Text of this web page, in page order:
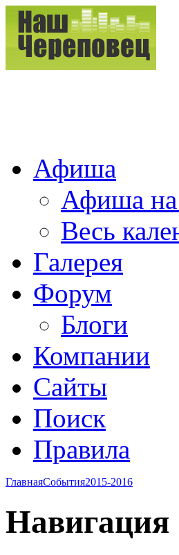
Афиша
Афиша на
Весь
Галерея
Форум
Блоги
Компании
Сайты
Поиск
Правила
ГлавнаяСобытия2015-2016
Навигация